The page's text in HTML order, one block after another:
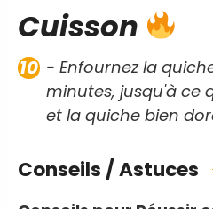
Cuisson
- Enfournez la
minutes, jusqu'à ce
et la quiche bien
Conseils / Astuces